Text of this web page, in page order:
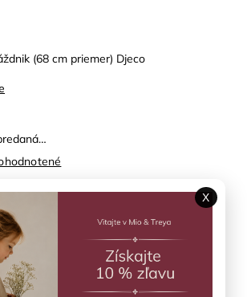
(68 cm priemer) Djeco
X